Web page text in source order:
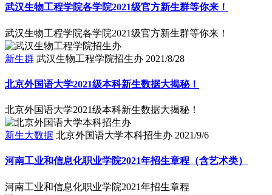
武汉生物工程学院各学院2021级官方新生群等你来！
武汉生物工程学院各学院2021级官方新生群等你来！
新生群 武汉生物工程学院招生办 2021/8/28
北京外国语大学2021级本科新生数据大揭秘！
北京外国语大学2021级本科新生数据大揭秘！
新生大数据 北京外国语大学本科招生办 2021/9/6
河南工业和信息化职业学院2021年招生章程（含艺术类）
河南工业和信息化职业学院2021年招生章程